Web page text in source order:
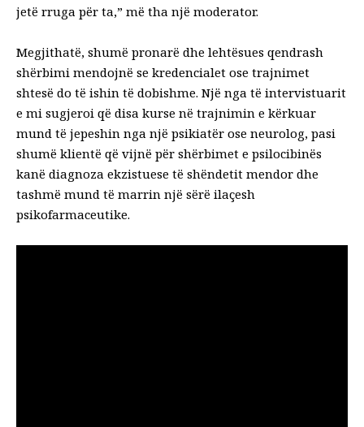
jetë rruga për ta,” më tha një moderator.
Megjithatë, shumë pronarë dhe lehtësues qendrash
shërbimi mendojnë se kredencialet ose trajnimet
shtesë do të ishin të dobishme. Një nga të intervistuarit
e mi sugjeroi që disa kurse në trajnimin e kërkuar
mund të jepeshin nga një psikiatër ose neurolog, pasi
shumë klientë që vijnë për shërbimet e psilocibinës
kanë diagnoza ekzistuese të shëndetit mendor dhe
tashmë mund të marrin një sërë ilaçesh
psikofarmaceutike.